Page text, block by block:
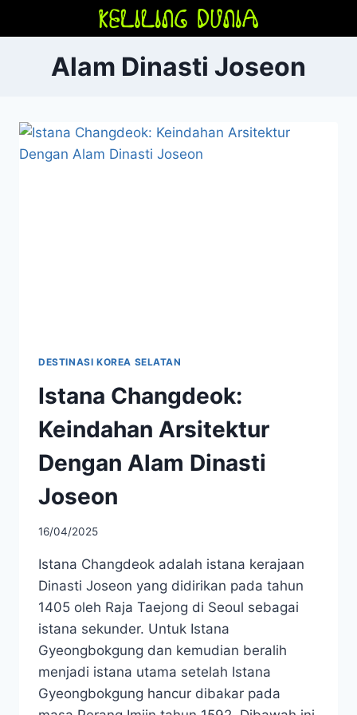
Alam Dinasti Joseon
DESTINASI KOREA SELATAN
Istana Changdeok:
Keindahan Arsitektur
Dengan Alam Dinasti
Joseon
16/04/2025
Istana Changdeok adalah istana kerajaan
Dinasti Joseon yang didirikan pada tahun
1405 oleh Raja Taejong di Seoul sebagai
istana sekunder. Untuk Istana
Gyeongbokgung dan kemudian beralih
menjadi istana utama setelah Istana
Gyeongbokgung hancur dibakar pada